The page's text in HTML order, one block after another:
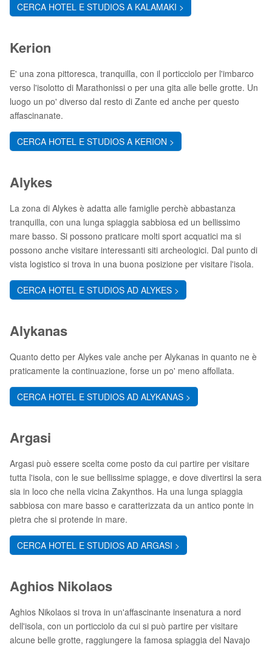
CERCA HOTEL E STUDIOS A KALAMAKI >
Kerion
E' una zona pittoresca, tranquilla, con il porticciolo per l'imbarco
verso l'isolotto di Marathonissi o per una gita alle belle grotte. Un
luogo un po' diverso dal resto di Zante ed anche per questo
affascinanate.
CERCA HOTEL E STUDIOS A KERION >
Alykes
La zona di Alykes è adatta alle famiglie perchè abbastanza
tranquilla, con una lunga spiaggia sabbiosa ed un bellissimo
mare basso. Si possono praticare molti sport acquatici ma si
possono anche visitare interessanti siti archeologici. Dal punto di
vista logistico si trova in una buona posizione per visitare l'isola.
CERCA HOTEL E STUDIOS AD ALYKES >
Alykanas
Quanto detto per Alykes vale anche per Alykanas in quanto ne è
praticamente la continuazione, forse un po' meno affollata.
CERCA HOTEL E STUDIOS AD ALYKANAS >
Argasi
Argasi può essere scelta come posto da cui partire per visitare
tutta l'isola, con le sue bellissime spiagge, e dove divertirsi la sera
sia in loco che nella vicina Zakynthos. Ha una lunga spiaggia
sabbiosa con mare basso e caratterizzata da un antico ponte in
pietra che si protende in mare.
CERCA HOTEL E STUDIOS AD ARGASI >
Aghios Nikolaos
Aghios Nikolaos si trova in un'affascinante insenatura a nord
dell'isola, con un porticciolo da cui si può partire per visitare
alcune belle grotte, raggiungere la famosa spiaggia del Navajo